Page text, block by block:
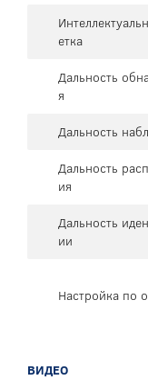
етка
Дальность
я
Дальность
Дальность
ия
Дальность
ии
Настройка по
ВИДЕО